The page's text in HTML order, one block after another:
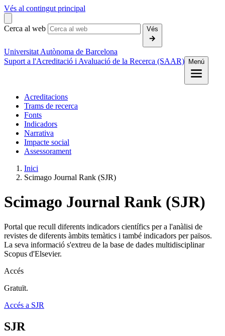
Vés al contingut principal
Cerca al web Vés
Universitat Autònoma de Barcelona
Suport a l'Acreditació i Avaluació de la Recerca (SAAR)
Menú
Acreditacions
Trams de recerca
Fonts
Indicadors
Narrativa
Impacte social
Assessorament
Inici
Scimago Journal Rank (SJR)
Scimago Journal Rank (SJR)
Portal que recull diferents indicadors científics per a l'anàlisi de
revistes de diferents àmbits temàtics i també indicadors per països.
La seva informació s'extreu de la base de dades multidisciplinar
Scopus d'Elsevier.
Accés
Gratuït.
Accés a SJR
SJR